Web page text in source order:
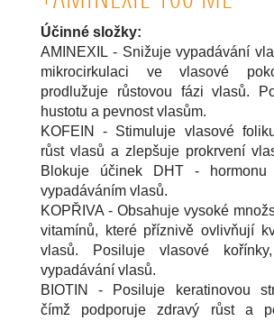
Účinné složky:
AMINEXIL - Snižuje vypadávání
mikrocirkulaci ve vlasové
prodlužuje růstovou fázi vlasů.
hustotu a pevnost vlasům.
KOFEIN - Stimuluje vlasové
růst vlasů a zlepšuje prokrvení
Blokuje účinek DHT - hormonu
vypadáváním vlasů.
KOPŘIVA - Obsahuje vysoké
vitamínů, které příznivě ovlivňují
vlasů. Posiluje vlasové
vypadávání vlasů.
BIOTIN - Posiluje keratinovou
čímž podporuje zdravý růst a